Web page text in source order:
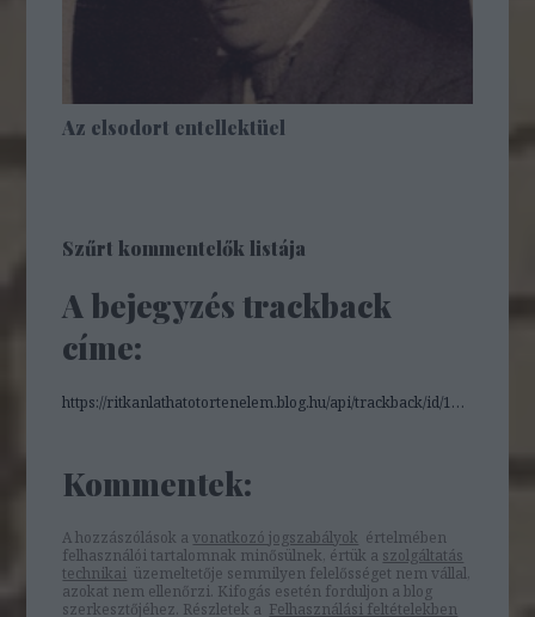
Az elsodort entellektüel
Szűrt kommentelők listája
A bejegyzés trackback
címe:
https://ritkanlathatotortenelem.blog.hu/api/trackback/id/14764930
Kommentek:
A hozzászólások avonatkozó jogszabályok értelmében
felhasználói tartalomnak minősülnek, értük a szolgáltatás
technikai üzemeltetője semmilyen felelősséget nem vállal,
azokat nem ellenőrzi. Kifogás esetén forduljon a blog
szerkesztőjéhez. Részletek a Felhasználási feltételekben